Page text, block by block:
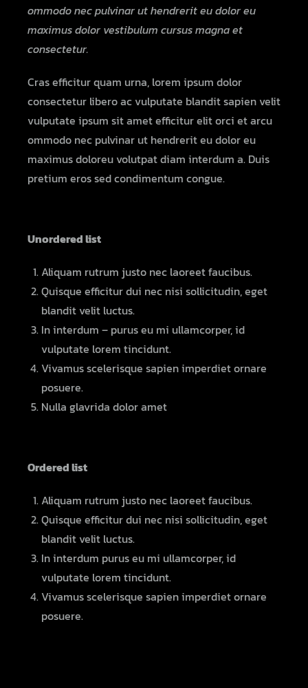
ommodo nec pulvinar ut hendrerit eu dolor eu
maximus dolor vestibulum cursus magna et
consectetur.
Cras efficitur quam urna, lorem ipsum dolor
consectetur libero ac vulputate blandit sapien velit
vulputate ipsum sit amet efficitur elit orci et arcu
ommodo nec pulvinar ut hendrerit eu dolor eu
maximus doloreu volutpat diam interdum a. Duis
pretium eros sed condimentum congue.
Unordered list
Aliquam rutrum justo nec laoreet faucibus.
Quisque efficitur dui nec nisi sollicitudin, eget
blandit velit luctus.
In interdum – purus eu mi ullamcorper, id
vulputate lorem tincidunt.
Vivamus scelerisque sapien imperdiet ornare
posuere.
Nulla glavrida dolor amet
Ordered list
Aliquam rutrum justo nec laoreet faucibus.
Quisque efficitur dui nec nisi sollicitudin, eget
blandit velit luctus.
In interdum purus eu mi ullamcorper, id
vulputate lorem tincidunt.
Vivamus scelerisque sapien imperdiet ornare
posuere.